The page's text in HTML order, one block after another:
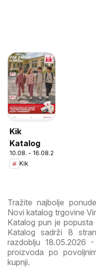
Kik
Katalog
10.08. - 16.08.2026
Kik
Tražite najbolje
Novi katalog trgovine
Katalog pun je
Katalog sadrži 8
razdoblju 18.05.2026
proizvoda po
kupnji.